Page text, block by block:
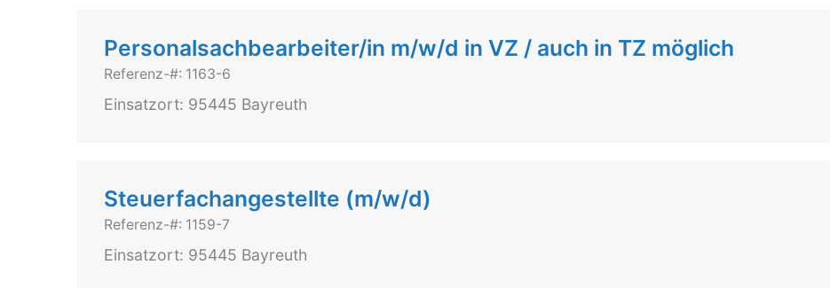
Personalsachbearbeiter/in m/w/d in VZ / auch in TZ möglich
Referenz-#: 1163-6
Einsatzort: 95445 Bayreuth
Steuerfachangestellte (m/w/d)
Referenz-#: 1159-7
Einsatzort: 95445 Bayreuth